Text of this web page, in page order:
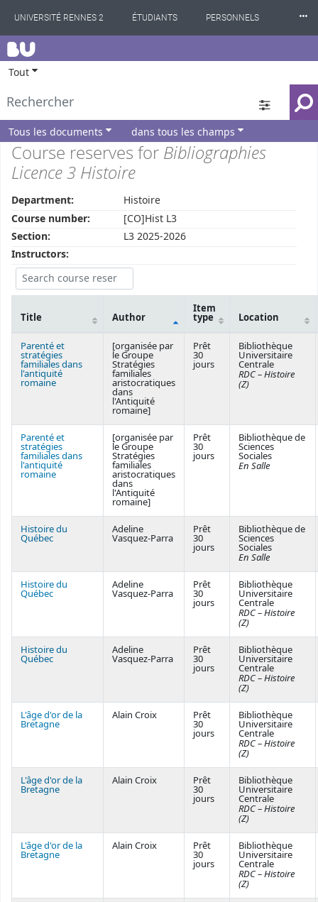
UNIVERSITÉ RENNES 2 ÉTUDIANTS PERSONNELS
INTERNATIONAL
⸱⸱⸱
BU
Tout
Tous les documents dans tous les champs
Course reserves for Bibliographies
Licence 3 Histoire
Department:
Histoire
Course number:
[CO]Hist L3
Section:
L3 2025-2026
Instructors:
Title Author
Item
type Location
Parenté et
stratégies
familiales dans
l'antiquité
romaine
[organisée par
le Groupe
Stratégies
familiales
aristocratiques
dans
l'Antiquité
romaine]
Prêt
30
jours
Bibliothèque
Universitaire
Centrale
RDC – Histoire
(Z)
Parenté et
stratégies
familiales dans
l'antiquité
romaine
[organisée par
le Groupe
Stratégies
familiales
aristocratiques
dans
l'Antiquité
romaine]
Prêt
30
jours
Bibliothèque de
Sciences
Sociales
En Salle
Histoire du
Québec
Adeline
Vasquez-Parra
Prêt
30
jours
Bibliothèque de
Sciences
Sociales
En Salle
Histoire du
Québec
Adeline
Vasquez-Parra
Prêt
30
jours
Bibliothèque
Universitaire
Centrale
RDC – Histoire
(Z)
Histoire du
Québec
Adeline
Vasquez-Parra
Prêt
30
jours
Bibliothèque
Universitaire
Centrale
RDC – Histoire
(Z)
L'âge d'or de la
Bretagne
Alain Croix Prêt
30
jours
Bibliothèque
Universitaire
Centrale
RDC – Histoire
(Z)
L'âge d'or de la
Bretagne
Alain Croix Prêt
30
jours
Bibliothèque
Universitaire
Centrale
RDC – Histoire
(Z)
L'âge d'or de la
Bretagne
Alain Croix Prêt
30
jours
Bibliothèque
Universitaire
Centrale
RDC – Histoire
(Z)